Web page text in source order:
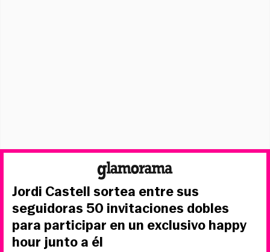
Jordi Castell sortea entre sus
seguidoras 50 invitaciones dobles
para participar en un exclusivo happy
hour junto a él